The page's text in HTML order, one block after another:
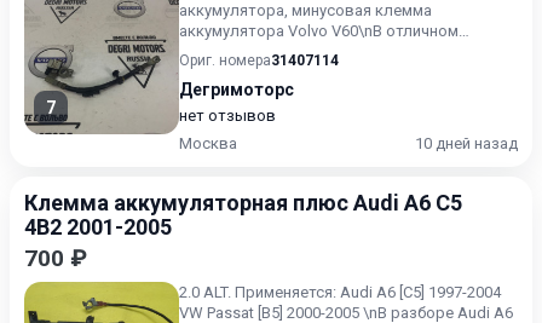
7
аккумулятора, минусовая клемма
аккумулятора Volvo V60\nВ отличном
состоянии. Без дефектов.\n\nПодходит
для...
Ориг. номера31407114
Дегримоторс
нет отзывов
Москва
10 дней назад
Клемма аккумуляторная плюс Audi A6 C5
4B2 2001-2005
700 ₽
2.0 ALT. Применяется: Audi A6 [C5] 1997-2004
VW Passat [B5] 2000-2005 \nВ разборе Audi A6